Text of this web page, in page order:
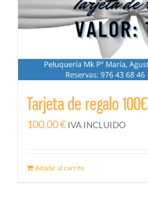
Tarjeta de regalo 100€
100,00€ IVA INCLUIDO
Añadir al carrito